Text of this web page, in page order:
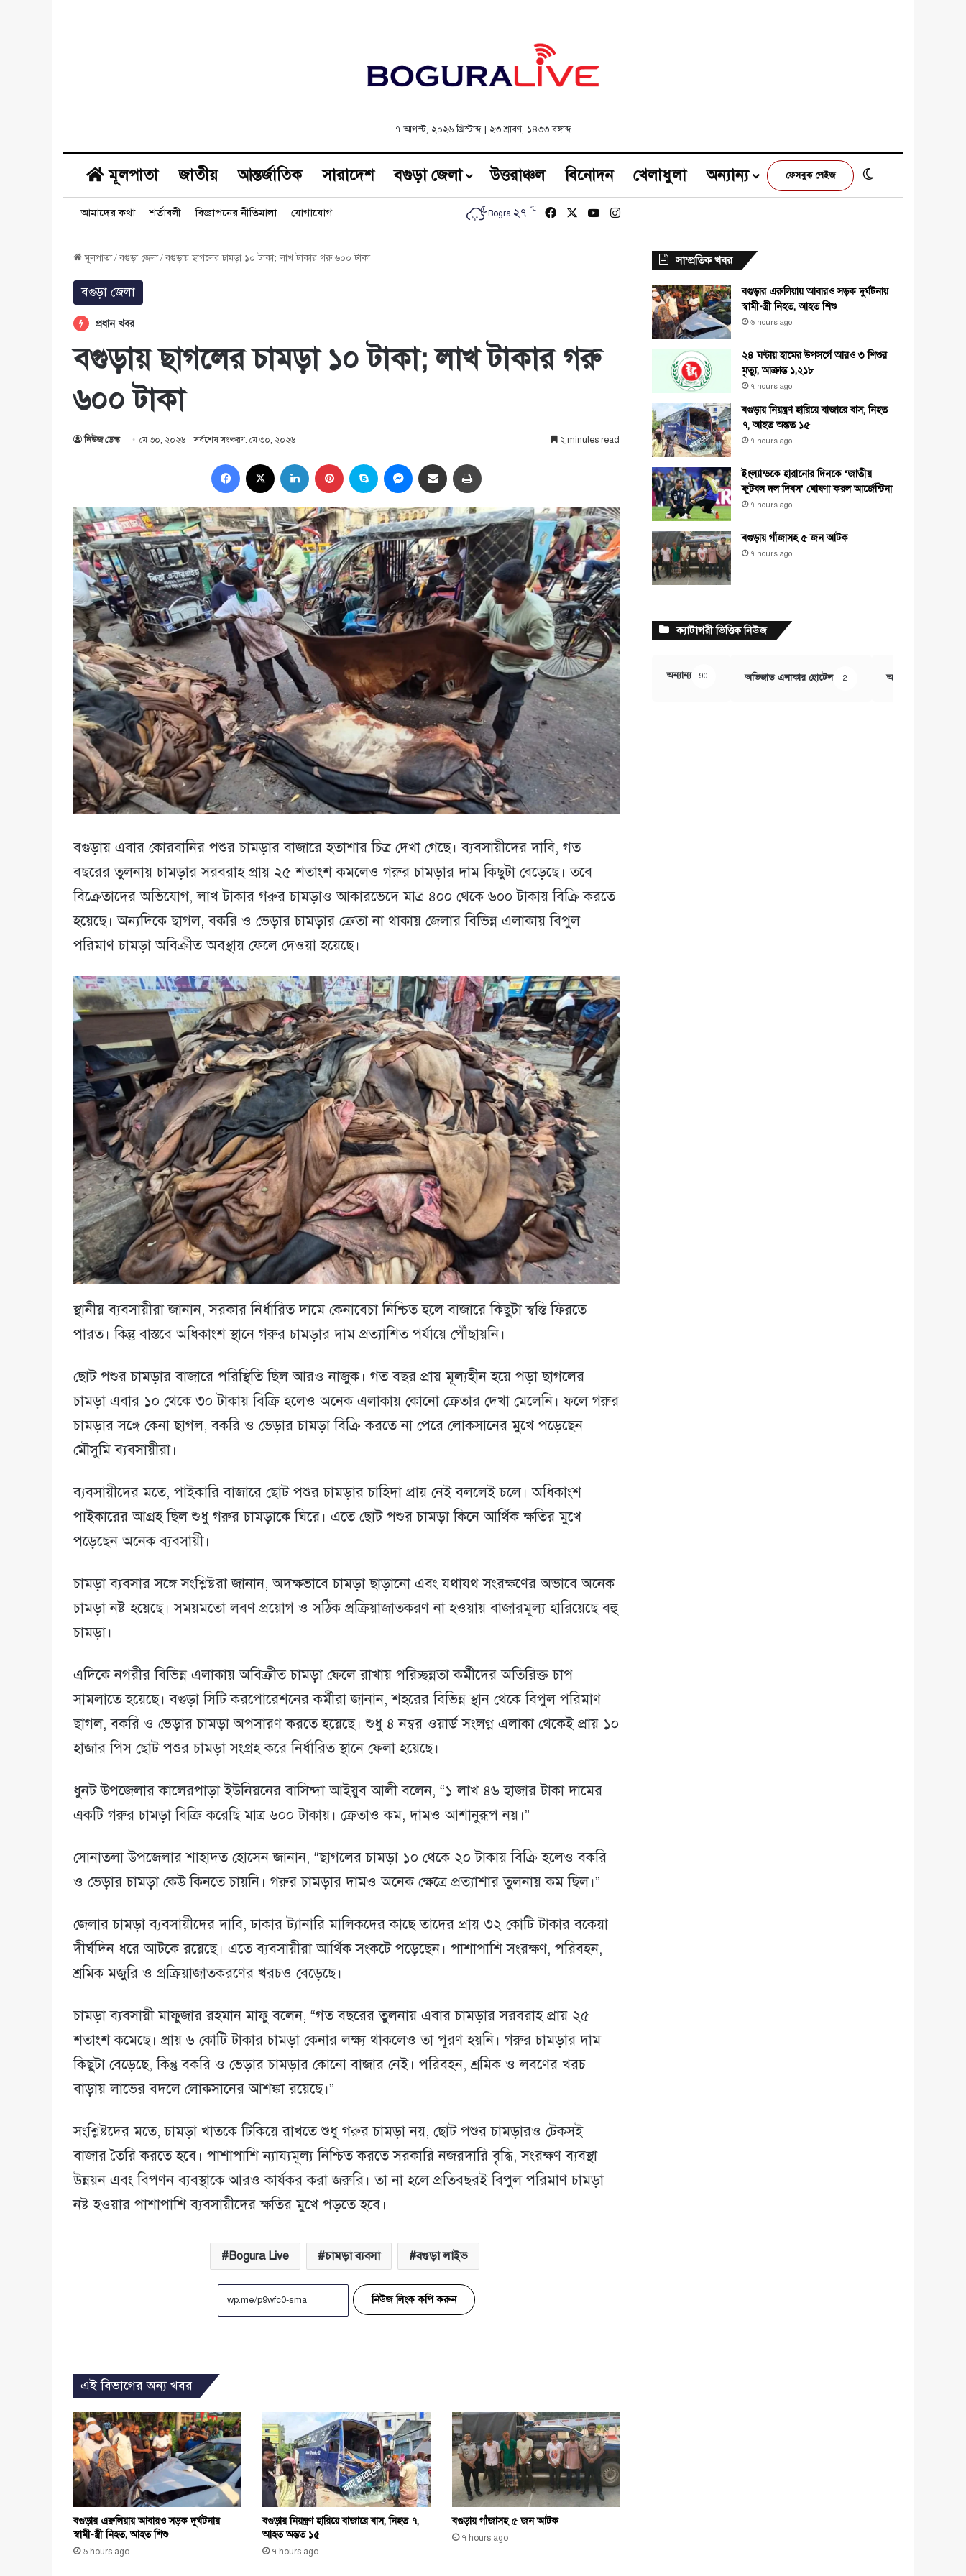
৭ আগস্ট, ২০২৬ খ্রিস্টাব্দ| ২৩ শ্রাবণ, ১৪৩৩ বঙ্গাব্দ
মূলপাতা জাতীয় আন্তর্জাতিক সারাদেশ বগুড়া জেলা উত্তরাঞ্চল বিনোদন খেলাধুলা অন্যান্য ফেসবুক পেইজ
আমাদের কথা শর্তাবলী বিজ্ঞাপনের নীতিমালা যোগাযোগ Bogra ২৭ ℃ FacebookYouTubeInstagram
মূলপাতা/বগুড়া জেলা/বগুড়ায় ছাগলের চামড়া ১০ টাকা; লাখ টাকার গরু ৬০০ টাকা
বগুড়া জেলা
প্রধান খবর
বগুড়ায় ছাগলের চামড়া ১০ টাকা; লাখ টাকার গরু
৬০০ টাকা
নিউজ ডেস্ক মে ৩০, ২০২৬ সর্বশেষ সংষ্করণ: মে ৩০, ২০২৬ ২ minutes read
Facebook LinkedIn Pinterest Skype MessengerShare via Email
বগুড়ায় এবার কোরবানির পশুর চামড়ার বাজারে হতাশার চিত্র দেখা গেছে। ব্যবসায়ীদের দাবি, গত
বছরের তুলনায় চামড়ার সরবরাহ প্রায় ২৫ শতাংশ কমলেও গরুর চামড়ার দাম কিছুটা বেড়েছে। তবে
বিক্রেতাদের অভিযোগ, লাখ টাকার গরুর চামড়াও আকারভেদে মাত্র ৪০০ থেকে ৬০০ টাকায় বিক্রি করতে
হয়েছে। অন্যদিকে ছাগল, বকরি ও ভেড়ার চামড়ার ক্রেতা না থাকায় জেলার বিভিন্ন এলাকায় বিপুল
পরিমাণ চামড়া অবিক্রীত অবস্থায় ফেলে দেওয়া হয়েছে।
স্থানীয় ব্যবসায়ীরা জানান, সরকার নির্ধারিত দামে কেনাবেচা নিশ্চিত হলে বাজারে কিছুটা স্বস্তি ফিরতে
পারত। কিন্তু বাস্তবে অধিকাংশ স্থানে গরুর চামড়ার দাম প্রত্যাশিত পর্যায়ে পৌঁছায়নি।
ছোট পশুর চামড়ার বাজারে পরিস্থিতি ছিল আরও নাজুক। গত বছর প্রায় মূল্যহীন হয়ে পড়া ছাগলের
চামড়া এবার ১০ থেকে ৩০ টাকায় বিক্রি হলেও অনেক এলাকায় কোনো ক্রেতার দেখা মেলেনি। ফলে গরুর
চামড়ার সঙ্গে কেনা ছাগল, বকরি ও ভেড়ার চামড়া বিক্রি করতে না পেরে লোকসানের মুখে পড়েছেন
মৌসুমি ব্যবসায়ীরা।
ব্যবসায়ীদের মতে, পাইকারি বাজারে ছোট পশুর চামড়ার চাহিদা প্রায় নেই বললেই চলে। অধিকাংশ
পাইকারের আগ্রহ ছিল শুধু গরুর চামড়াকে ঘিরে। এতে ছোট পশুর চামড়া কিনে আর্থিক ক্ষতির মুখে
পড়েছেন অনেক ব্যবসায়ী।
চামড়া ব্যবসার সঙ্গে সংশ্লিষ্টরা জানান, অদক্ষভাবে চামড়া ছাড়ানো এবং যথাযথ সংরক্ষণের অভাবে অনেক
চামড়া নষ্ট হয়েছে। সময়মতো লবণ প্রয়োগ ও সঠিক প্রক্রিয়াজাতকরণ না হওয়ায় বাজারমূল্য হারিয়েছে বহু
চামড়া।
এদিকে নগরীর বিভিন্ন এলাকায় অবিক্রীত চামড়া ফেলে রাখায় পরিচ্ছন্নতা কর্মীদের অতিরিক্ত চাপ
সামলাতে হয়েছে। বগুড়া সিটি করপোরেশনের কর্মীরা জানান, শহরের বিভিন্ন স্থান থেকে বিপুল পরিমাণ
ছাগল, বকরি ও ভেড়ার চামড়া অপসারণ করতে হয়েছে। শুধু ৪ নম্বর ওয়ার্ড সংলগ্ন এলাকা থেকেই প্রায় ১০
হাজার পিস ছোট পশুর চামড়া সংগ্রহ করে নির্ধারিত স্থানে ফেলা হয়েছে।
ধুনট উপজেলার কালেরপাড়া ইউনিয়নের বাসিন্দা আইয়ুব আলী বলেন, “১ লাখ ৪৬ হাজার টাকা দামের
একটি গরুর চামড়া বিক্রি করেছি মাত্র ৬০০ টাকায়। ক্রেতাও কম, দামও আশানুরূপ নয়।”
সোনাতলা উপজেলার শাহাদত হোসেন জানান, “ছাগলের চামড়া ১০ থেকে ২০ টাকায় বিক্রি হলেও বকরি
ও ভেড়ার চামড়া কেউ কিনতে চায়নি। গরুর চামড়ার দামও অনেক ক্ষেত্রে প্রত্যাশার তুলনায় কম ছিল।”
জেলার চামড়া ব্যবসায়ীদের দাবি, ঢাকার ট্যানারি মালিকদের কাছে তাদের প্রায় ৩২ কোটি টাকার বকেয়া
দীর্ঘদিন ধরে আটকে রয়েছে। এতে ব্যবসায়ীরা আর্থিক সংকটে পড়েছেন। পাশাপাশি সংরক্ষণ, পরিবহন,
শ্রমিক মজুরি ও প্রক্রিয়াজাতকরণের খরচও বেড়েছে।
চামড়া ব্যবসায়ী মাফুজার রহমান মাফু বলেন, “গত বছরের তুলনায় এবার চামড়ার সরবরাহ প্রায় ২৫
শতাংশ কমেছে। প্রায় ৬ কোটি টাকার চামড়া কেনার লক্ষ্য থাকলেও তা পূরণ হয়নি। গরুর চামড়ার দাম
কিছুটা বেড়েছে, কিন্তু বকরি ও ভেড়ার চামড়ার কোনো বাজার নেই। পরিবহন, শ্রমিক ও লবণের খরচ
বাড়ায় লাভের বদলে লোকসানের আশঙ্কা রয়েছে।”
সংশ্লিষ্টদের মতে, চামড়া খাতকে টিকিয়ে রাখতে শুধু গরুর চামড়া নয়, ছোট পশুর চামড়ারও টেকসই
বাজার তৈরি করতে হবে। পাশাপাশি ন্যায্যমূল্য নিশ্চিত করতে সরকারি নজরদারি বৃদ্ধি, সংরক্ষণ ব্যবস্থা
উন্নয়ন এবং বিপণন ব্যবস্থাকে আরও কার্যকর করা জরুরি। তা না হলে প্রতিবছরই বিপুল পরিমাণ চামড়া
নষ্ট হওয়ার পাশাপাশি ব্যবসায়ীদের ক্ষতির মুখে পড়তে হবে।
Bogura Live চামড়া ব্যবসা বগুড়া লাইভ
নিউজ লিংক কপি করুন
এই বিভাগের অন্য খবর
বগুড়ার এরুলিয়ায় আবারও সড়ক দুর্ঘটনায়
স্বামী-স্ত্রী নিহত, আহত শিশু
৬ hours ago
বগুড়ায় নিয়ন্ত্রণ হারিয়ে বাজারে বাস, নিহত ৭,
আহত অন্তত ১৫
৭ hours ago
বগুড়ায় গাঁজাসহ ৫ জন আটক
৭ hours ago
সাম্প্রতিক খবর
বগুড়ার এরুলিয়ায় আবারও সড়ক দুর্ঘটনায়
স্বামী-স্ত্রী নিহত, আহত শিশু
৬ hours ago
২৪ ঘণ্টায় হামের উপসর্গে আরও ৩ শিশুর
মৃত্যু, আক্রান্ত ১,২১৮
৭ hours ago
বগুড়ায় নিয়ন্ত্রণ হারিয়ে বাজারে বাস, নিহত
৭, আহত অন্তত ১৫
৭ hours ago
ইংল্যান্ডকে হারানোর দিনকে ‘জাতীয়
ফুটবল দল দিবস’ ঘোষণা করল আর্জেন্টিনা
৭ hours ago
বগুড়ায় গাঁজাসহ ৫ জন আটক
৭ hours ago
ক্যাটাগরী ভিত্তিক নিউজ
অন্যান্য 90 অভিজাত এলাকার হোটেল 2 অর্থ ও বানিজ্য